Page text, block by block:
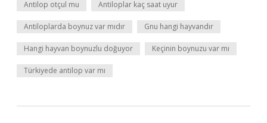
Antilop otçul mu Antiloplar kaç saat uyur
Antiloplarda boynuz var mıdır Gnu hangi hayvandır
Hangi hayvan boynuzlu doğuyor Keçinin boynuzu var mı
Türkiyede antilop var mı